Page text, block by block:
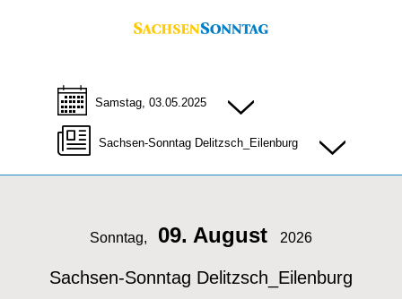
Samstag, 03.05.2025
Sachsen-Sonntag Delitzsch_Eilenburg
Sonntag, 09. August 2026
Sachsen-Sonntag Delitzsch_Eilenburg